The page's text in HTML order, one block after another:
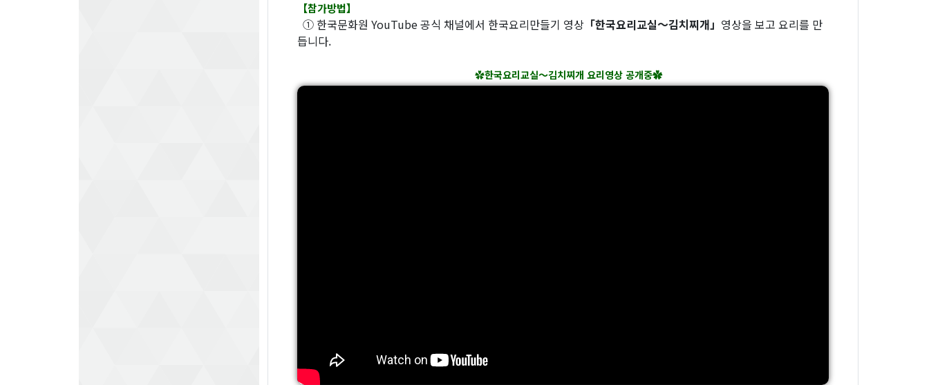
【참가방법】
① 한국문화원 YouTube 공식 채널에서 한국요리만들기 영상 「한국요리교실～김치찌개」 영상을 보고 요리를 만
듭니다.
✿한국요리교실～김치찌개 요리영상 공개중✿